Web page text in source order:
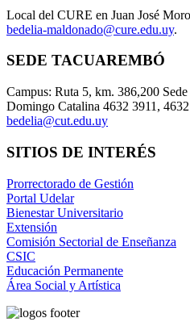
Local del CURE en Juan José
bedelia-maldonado@cure.edu.uy.
SEDE TACUAREMBÓ
Campus: Ruta 5, km. 386,200
Domingo Catalina 4632 3911,
bedelia@cut.edu.uy
SITIOS DE INTERÉS
Prorrectorado de Gestión
Portal Udelar
Bienestar Universitario
Extensión
Comisión Sectorial de Enseñanza
CSIC
Educación Permanente
Área Social y Artística